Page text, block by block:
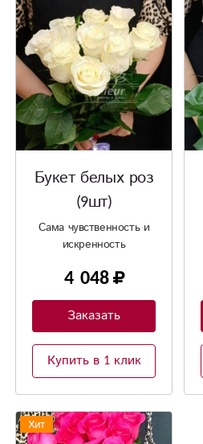
Букет белых роз
(9шт)
Сама чувственность и
искренность
4 048
Заказать
Купить в 1 клик
Хит